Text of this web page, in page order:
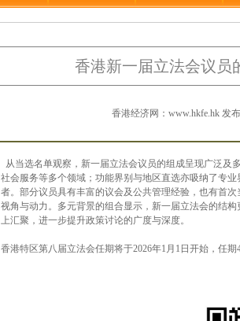
香港新一届立法会议员
香港经济网：www.hkfe.hk 发
从当选名单观察，新一届立法会议员的组成呈现广泛及
社会服务等多个领域；功能界别与地区直选亦吸纳了专
者。部分议员具有丰富的议会及公共管理经验，也有首
视角与动力。多元背景的组合显示，新一届立法会的结
上汇聚，进一步提升政策讨论的广度与深度。
香港特区第八届立法会任期将于2026年1月1日开始，任期4